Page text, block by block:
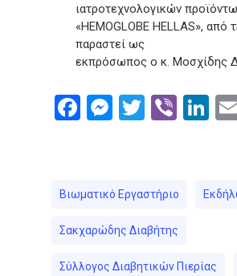
ιατροτεχνολογικών
«HEMOGLOBE HELLAS», από
παραστεί ως
εκπρόσωπος ο κ. Μοσχίδης
Facebook
Messenger
Twitter
Viber
Βιωματικό Εργαστήριο
Σακχαρώδης Διαβήτης
Σύλλογος Διαβητικών Πιερίας